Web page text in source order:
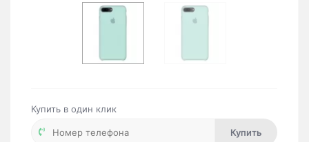
Купить в один клик
Купить